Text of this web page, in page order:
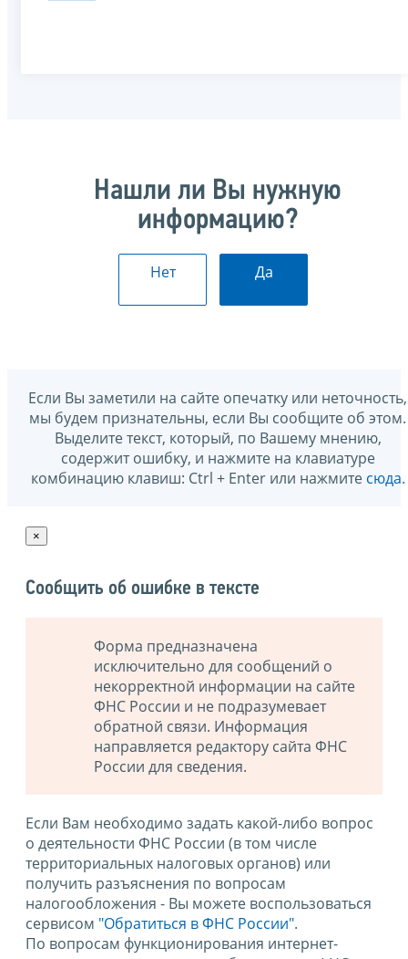
Нашли ли Вы нужную
информацию?
Нет Да
Если Вы заметили на сайте опечатку или неточность,
мы будем признательны, если Вы сообщите об этом.
Выделите текст, который, по Вашему мнению,
содержит ошибку, и нажмите на клавиатуре
комбинацию клавиш: Ctrl + Enter или нажмите сюда.
×
Сообщить об ошибке в тексте
Форма предназначена
исключительно для сообщений о
некорректной информации на сайте
ФНС России и не подразумевает
обратной связи. Информация
направляется редактору сайта ФНС
России для сведения.
Если Вам необходимо задать какой-либо вопрос
о деятельности ФНС России (в том числе
территориальных налоговых органов) или
получить разъяснения по вопросам
налогообложения - Вы можете воспользоваться
сервисом "Обратиться в ФНС России".
По вопросам функционирования интернет-